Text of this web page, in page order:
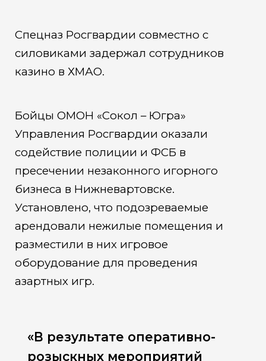
Спецназ Росгвардии совместно с
силовиками задержал сотрудников
казино в ХМАО.
Бойцы ОМОН «Сокол – Югра»
Управления Росгвардии оказали
содействие полиции и ФСБ в
пресечении незаконного игорного
бизнеса в Нижневартовске.
Установлено, что подозреваемые
арендовали нежилые помещения и
разместили в них игровое
оборудование для проведения
азартных игр.
«В результате оперативно-
розыскных мероприятий